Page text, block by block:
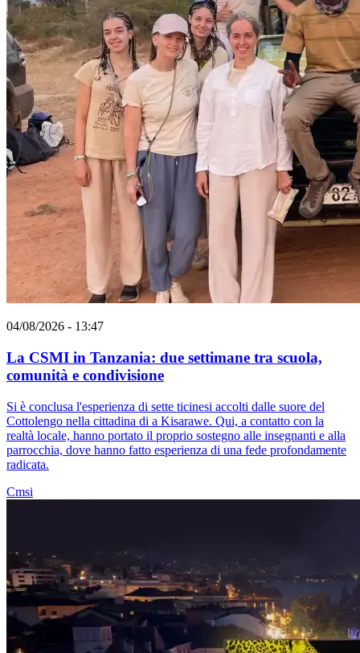
04/08/2026 - 13:47
La CSMI in Tanzania: due settimane tra scuola,
comunità e condivisione
Si è conclusa l'esperienza di sette ticinesi accolti dalle suore del
Cottolengo nella cittadina di a Kisarawe. Qui, a contatto con la
realtà locale, hanno portato il proprio sostegno alle insegnanti e alla
parrocchia, dove hanno fatto esperienza di una fede profondamente
radicata.
Cmsi